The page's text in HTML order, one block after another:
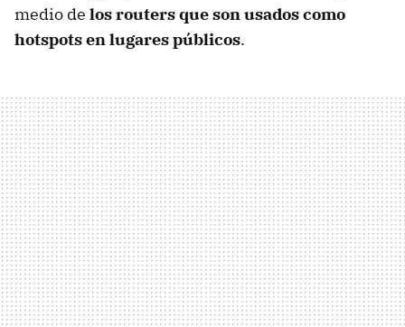
medio de los routers que son usados como
hotspots en lugares públicos.